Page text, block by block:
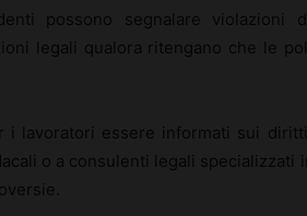
possono segnalare
legali qualora ritengano che le
i lavoratori essere informati sui
o a consulenti legali